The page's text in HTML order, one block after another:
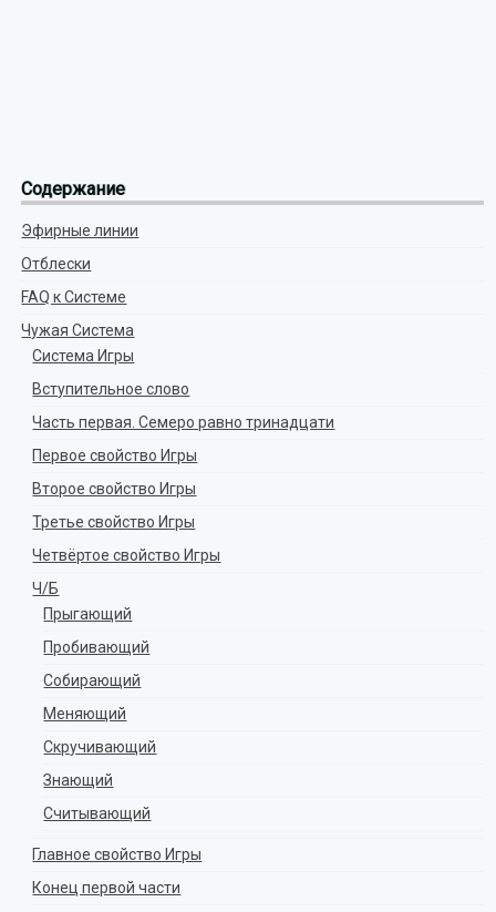
Содержание
Эфирные линии
Отблески
FAQ к Системе
Чужая Система
Система Игры
Вступительное слово
Часть первая. Семеро равно тринадцати
Первое свойство Игры
Второе свойство Игры
Третье свойство Игры
Четвёртое свойство Игры
Ч/Б
Прыгающий
Пробивающий
Собирающий
Меняющий
Скручивающий
Знающий
Считывающий
Главное свойство Игры
Конец первой части